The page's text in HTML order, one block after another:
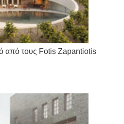
από τους Fotis Zapantiotis